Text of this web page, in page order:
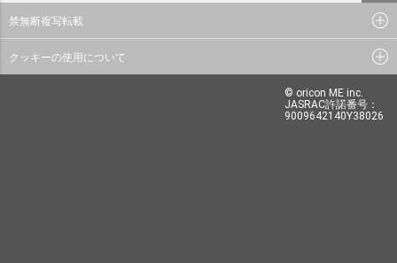
禁無断複写転載
クッキーの使用について
© oricon ME inc.
JASRAC許諾番号：
9009642140Y38026